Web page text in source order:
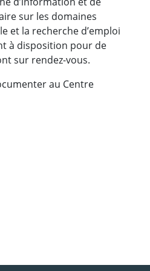
sur les domaines
et la recherche d’emploi
à disposition pour de
sur rendez-vous.
au Centre